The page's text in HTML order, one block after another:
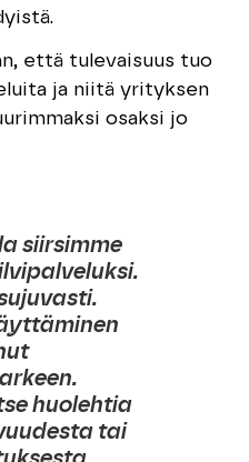
että tulevaisuus tuo
ja niitä yrityksen
osaksi jo
siirsimme
huolehtia
tai